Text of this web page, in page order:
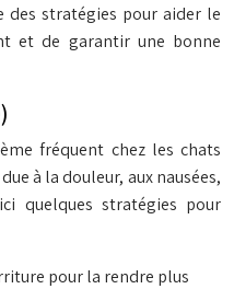
stratégies pour aider le
et de garantir une bonne
fréquent chez les chats
à la douleur, aux nausées,
quelques stratégies pour
pour la rendre plus